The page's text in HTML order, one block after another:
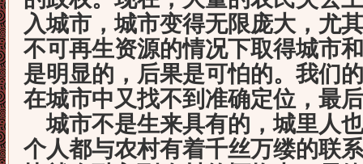
入城市，城市变得无限庞大，尤
不可再生资源的情况下取得城市和
是明显的，后果是可怕的。我们
在城市中又找不到准确定位，最
城市不是生来具有的，城里人
个人都与农村有着千丝万缕的联